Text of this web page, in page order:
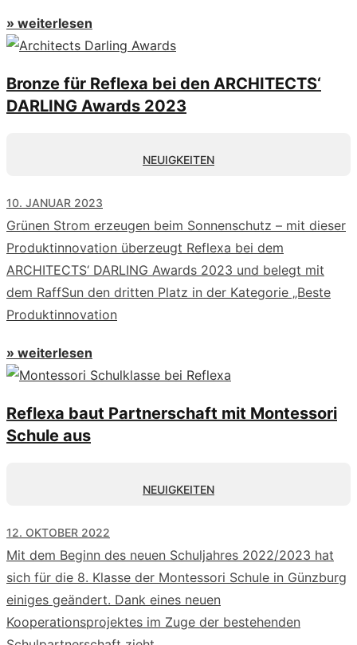
» weiterlesen
Bronze für Reflexa bei den ARCHITECTS‘
DARLING Awards 2023
NEUIGKEITEN
10. JANUAR 2023
Grünen Strom erzeugen beim Sonnenschutz – mit dieser
Produktinnovation überzeugt Reflexa bei dem
ARCHITECTS‘ DARLING Awards 2023 und belegt mit
dem RaffSun den dritten Platz in der Kategorie „Beste
Produktinnovation
» weiterlesen
Reflexa baut Partnerschaft mit Montessori
Schule aus
NEUIGKEITEN
12. OKTOBER 2022
Mit dem Beginn des neuen Schuljahres 2022/2023 hat
sich für die 8. Klasse der Montessori Schule in Günzburg
einiges geändert. Dank eines neuen
Kooperationsprojektes im Zuge der bestehenden